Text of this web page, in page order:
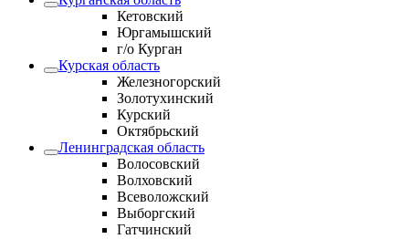
Кетовский
Юргамышский
г/о Курган
Курская область
Железногорский
Золотухинский
Курский
Октябрьский
Ленинградская область
Волосовский
Волховский
Всеволожский
Выборгский
Гатчинский